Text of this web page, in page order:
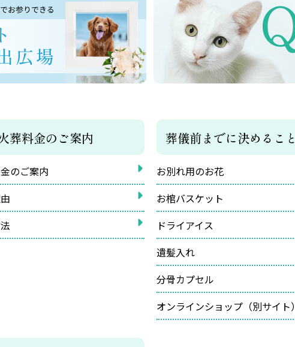
葬料金のご案内
のご案内
葬儀前までに決めること
お別れ用のお花
お棺バスケット
ドライアイス
遺髪入れ
分骨カプセル
オンラインショップ（別サイト）